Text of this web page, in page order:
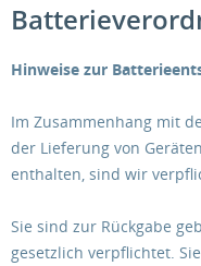
Hinweise zur
Im Zusammenhang mit
der Lieferung von
enthalten, sind wir
Sie sind zur Rückgabe
gesetzlich verpflichtet.